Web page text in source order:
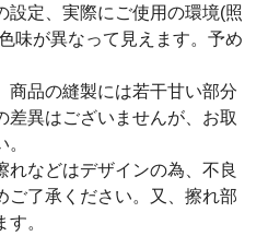
定、実際にご使用の環境(照
味が異なって見えます。予め
品の縫製には若干甘い部分
差異はございませんが、お取
などはデザインの為、不良
ご了承ください。又、擦れ部
。